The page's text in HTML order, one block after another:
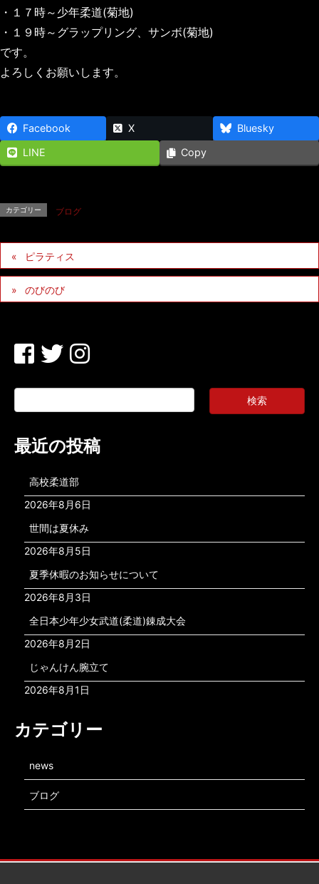
・１７時～少年柔道(菊地)
・１９時～グラップリング、サンボ(菊地)
です。
よろしくお願いします。
Facebook X
Bluesky
LINE
Copy
カテゴリー ブログ
ピラティス
のびのび
最近の投稿
高校柔道部
2026年8月6日
世間は夏休み
2026年8月5日
夏季休暇のお知らせについて
2026年8月3日
全日本少年少女武道(柔道)錬成大会
2026年8月2日
じゃんけん腕立て
2026年8月1日
カテゴリー
news
ブログ